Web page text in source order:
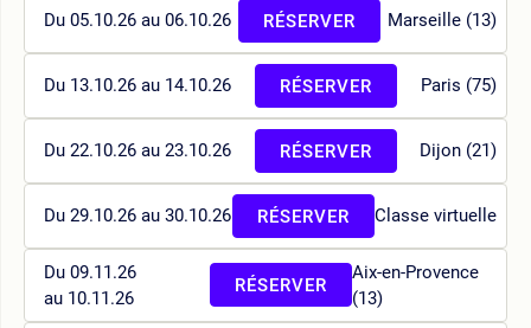
Du 05.10.26 au 06.10.26 Marseille (13)
RÉSERVER
Du 13.10.26 au 14.10.26 Paris (75)
RÉSERVER
Du 22.10.26 au 23.10.26 Dijon (21)
RÉSERVER
Du 29.10.26 au 30.10.26 Classe virtuelle
RÉSERVER
Du 09.11.26
au 10.11.26
Aix-en-Provence
(13)
RÉSERVER